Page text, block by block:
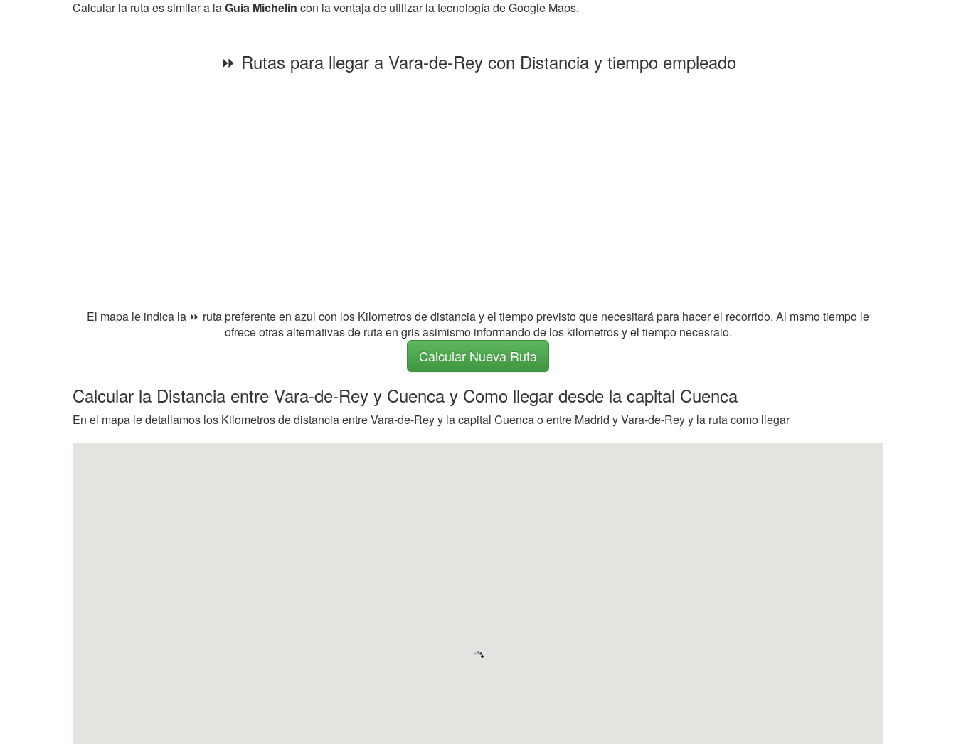
Calcular la ruta es similar a laGuia Michelin con la ventaja de utilizar la tecnología de Google Maps.
⏩ Rutas para llegar a Vara-de-Rey con Distancia y tiempo empleado
El mapa le indica la ⏩ ruta preferente en azul con los Kilometros de distancia y el tiempo previsto que necesitará para hacer el recorrido. Al msmo tiempo le
ofrece otras alternativas de ruta en gris asimismo informando de los kilometros y el tiempo necesraio.
Calcular Nueva Ruta
Calcular la Distancia entre Vara-de-Rey y Cuenca y Como llegar desde la capital Cuenca
En el mapa le detallamos los Kilometros de distancia entre Vara-de-Rey y la capital Cuenca o entre Madrid y Vara-de-Rey y la ruta como llegar